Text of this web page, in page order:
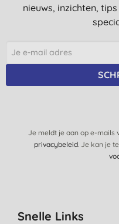
nieuws, inzichten,
Je meldt je aan op e-mails
privacybeleid. Je kan je
Snelle Links